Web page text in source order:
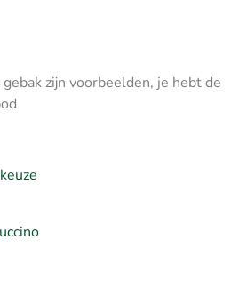
zijn voorbeelden, je hebt de